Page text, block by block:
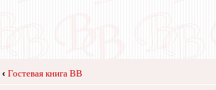
‹ Гостевая книга ВВ